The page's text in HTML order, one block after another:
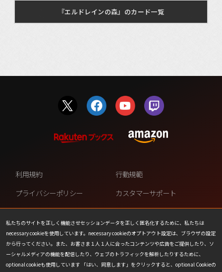
『エルドレインの森』のカード一覧
私たちのサイトを正しく機能させセッションデータを正しく匿名化するために、私たちは
necessary cookieを使用しています。necessary cookieのオプトアウト設定は、ブラウザの設定
から行ってください。また、お客さま１人１人に合ったコンテンツや広告をご提供したり、ソ
ーシャルメディアの機能を配信したり、ウェブのトラフィックを解析したりするために、
optional cookieも使用しています 「はい、同意します」をクリックすると、optional Cookieの
利用規約
行動規範
プライバシーポリシー
カスタマーサポート
ファンコンテンツ・ポリシー
個人情報の販売や共有を許可し
ない
COOKIE
プレスリリース
会社情報
お問い合わせ